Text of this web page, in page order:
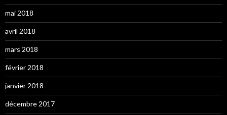
mai 2018
avril 2018
mars 2018
février 2018
janvier 2018
décembre 2017